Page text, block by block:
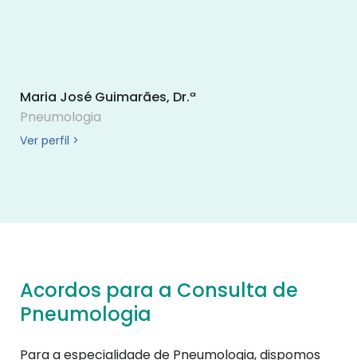
Maria José Guimarães, Dr.ª
Pneumologia
Ver perfil >
Acordos para a Consulta de
Pneumologia
Para a especialidade de Pneumologia, dispomos